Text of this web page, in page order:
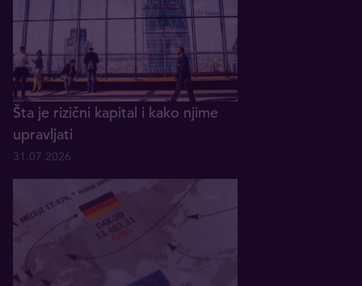
Šta je rizični kapital i kako njime
upravljati
31.07.2026